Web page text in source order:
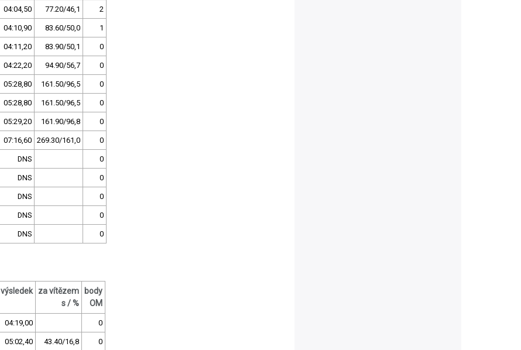
04:04,50 77.20/46,1 2
04:10,90 83.60/50,0 1
04:11,20 83.90/50,1 0
04:22,20 94.90/56,7 0
05:28,80 161.50/96,5 0
05:28,80 161.50/96,5 0
05:29,20 161.90/96,8 0
07:16,60 269.30/161,0 0
DNS 0
DNS 0
DNS 0
DNS 0
DNS 0
výsledek
za vítězem
s / %
body
OM
04:19,00 0
05:02,40 43.40/16,8 0